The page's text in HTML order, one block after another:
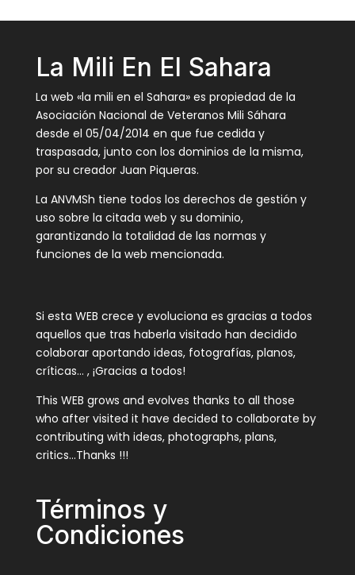
La Mili En El Sahara
La web «la mili en el Sahara» es propiedad de la
Asociación Nacional de Veteranos Mili Sáhara
desde el 05/04/2014 en que fue cedida y
traspasada, junto con los dominios de la misma,
por su creador Juan Piqueras.
La ANVMSh tiene todos los derechos de gestión y
uso sobre la citada web y su dominio,
garantizando la totalidad de las normas y
funciones de la web mencionada.
Si esta WEB crece y evoluciona es gracias a todos
aquellos que tras haberla visitado han decidido
colaborar aportando ideas, fotografías, planos,
críticas… , ¡Gracias a todos!
This WEB grows and evolves thanks to all those
who after visited it have decided to collaborate by
contributing with ideas, photographs, plans,
critics…Thanks !!!
Términos y
Condiciones